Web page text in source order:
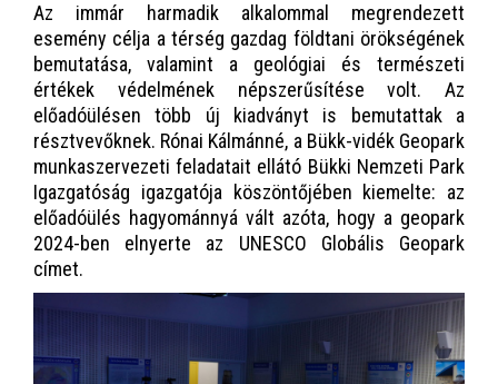
Az immár harmadik alkalommal megrendezett
esemény célja a térség gazdag földtani örökségének
bemutatása, valamint a geológiai és természeti
értékek védelmének népszerűsítése volt. Az
előadóülésen több új kiadványt is bemutattak a
résztvevőknek. Rónai Kálmánné, a Bükk-vidék Geopark
munkaszervezeti feladatait ellátó Bükki Nemzeti Park
Igazgatóság igazgatója köszöntőjében kiemelte: az
előadóülés hagyománnyá vált azóta, hogy a geopark
2024-ben elnyerte az UNESCO Globális Geopark
címet.